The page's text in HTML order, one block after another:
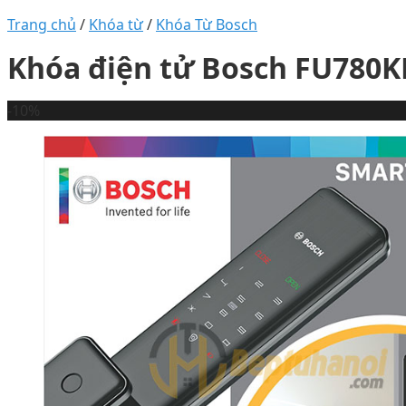
Trang chủ / Khóa từ/ Khóa Từ Bosch
Khóa điện tử Bosch